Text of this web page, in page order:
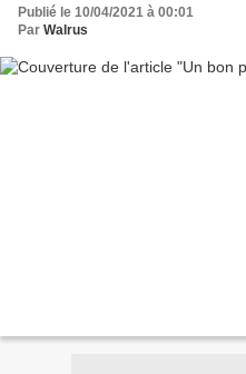
Publié le 10/04/2021 à 00:01
Par Walrus